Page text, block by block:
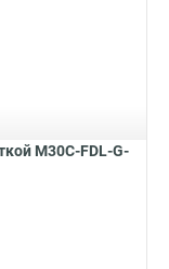
M30C-FDL-G-